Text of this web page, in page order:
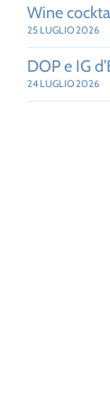
Wine
25 LUGLIO 2026
DOP e IG
24 LUGLIO 2026